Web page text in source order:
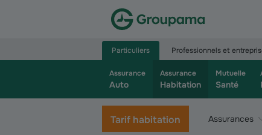
Particuliers Professionnels et
Assurance
Auto
Assurance
Habitation
Mutuelle
Santé
Tarif habitation Assurances